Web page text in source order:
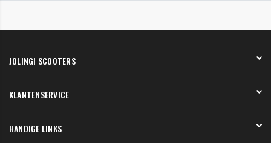
JOLINGI SCOOTERS
Onze showroom
KLANTENSERVICE
Verzending en bezorging
HANDIGE LINKS